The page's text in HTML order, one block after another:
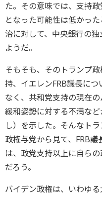
た。その意味では、支持
となった可能性は低かっ
治に対して、中央銀行の
ようだ。
そもそも、そのトランプ
持、イエレンFRB議長に
なく、共和党支持の現在
緩和姿勢に対する不満な
し）を示した。そんなト
政権与党から見て、FRB
は、政党支持以上に自ら
だろう。
バイデン政権は、いわゆ